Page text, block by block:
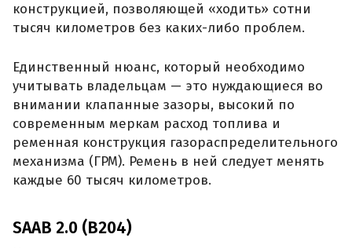
конструкцией, позволяющей «ходить» сотни
тысяч километров без каких-либо проблем.
Единственный нюанс, который необходимо
учитывать владельцам — это нуждающиеся во
внимании клапанные зазоры, высокий по
современным меркам расход топлива и
ременная конструкция газораспределительного
механизма (ГРМ). Ремень в ней следует менять
каждые 60 тысяч километров.
SAAB 2.0 (B204)